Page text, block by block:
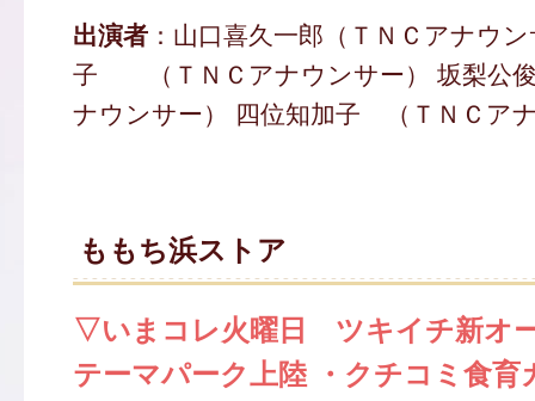
出演者：山口喜久一郎（ＴＮＣアナウ
子 （ＴＮＣアナウンサー） 坂梨
ナウンサー） 四位知加子 （ＴＮＣア
ももち浜ストア
▽いまコレ火曜日 ツキイチ新オ
テーマパーク上陸 ・クチコミ食育